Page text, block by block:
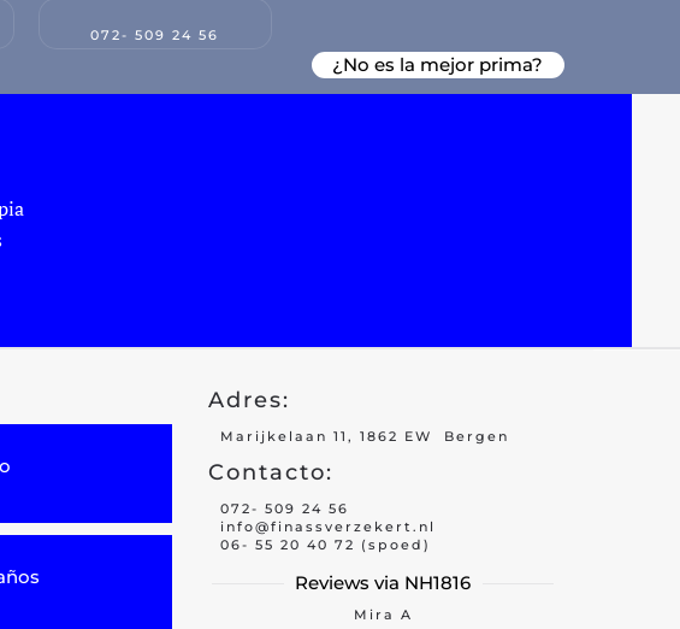
072- 509 24 56
¿No es la mejor prima?
Adres:
Marijkelaan 11, 1862 EW Bergen
Contacto:
072- 509 24 56
info@finassverzekert.nl
06- 55 20 40 72 (spoed)
Reviews via NH1816
Mira A